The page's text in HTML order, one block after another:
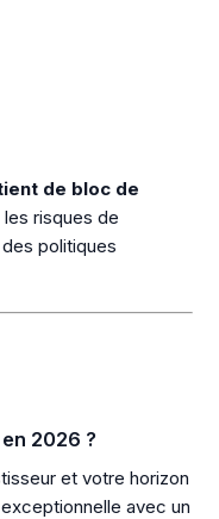
de bloc de
risques de
politiques
2026 ?
et votre horizon
avec un